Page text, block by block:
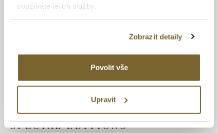
používáte jejich služby.
Zobrazit detaily
Povolit vše
Upravit
času značka expanduje po celém světě a v rámci Festina
Group získává na francouzském a španělském hodinářském
a zavedení moderních technologií, byla Festina Group
hodinářské výrobě přinesly jedinečnou exkluzivitu, navíc
SPECIAL EDITIONS